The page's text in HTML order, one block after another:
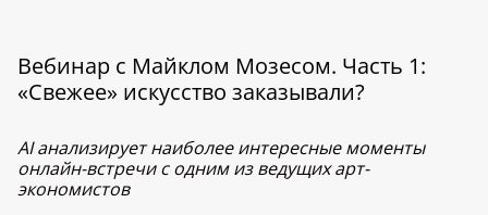
Вебинар с Майклом Мозесом. Часть 1:
«Свежее» искусство заказывали?
AI анализирует наиболее интересные моменты
онлайн-встречи с одним из ведущих арт-
экономистов